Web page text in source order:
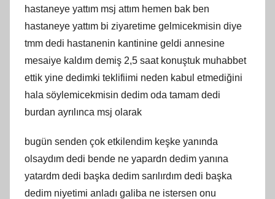
hastaneye yattım msj attım hemen bak ben
hastaneye yattım bi ziyaretime gelmicekmisin diye
tmm dedi hastanenin kantinine geldi annesine
mesaiye kaldım demiş 2,5 saat konuştuk muhabbet
ettik yine dedimki teklifiimi neden kabul etmediğini
hala söylemicekmisin dedim oda tamam dedi
burdan ayrılınca msj olarak
bugün senden çok etkilendim keşke yanında
olsaydım dedi bende ne yapardn dedim yanına
yatardm dedi başka dedim sarılırdım dedi başka
dedim niyetimi anladı galiba ne istersen onu